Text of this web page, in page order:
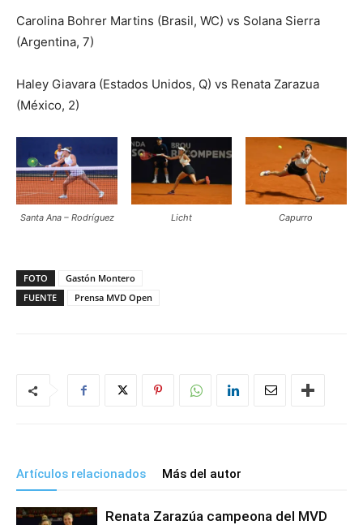
Carolina Bohrer Martins (Brasil, WC) vs Solana Sierra
(Argentina, 7)
Haley Giavara (Estados Unidos, Q) vs Renata Zarazua
(México, 2)
Santa Ana – Rodríguez Licht Capurro
FOTO
Gastón Montero
FUENTE
Prensa MVD Open
Artículos relacionados Más del autor
Renata Zarazúa campeona del MVD